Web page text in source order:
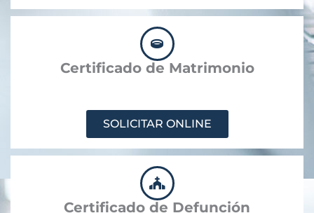
Certificado de Matrimonio
SOLICITAR ONLINE
Certificado de Defunción